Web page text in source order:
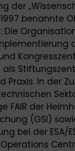
der
benannte
Die
Praxis. In der
FAIR der
(GSI)
bei der ESA/